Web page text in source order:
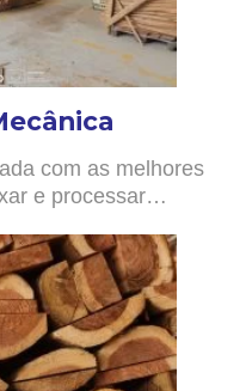
com as melhores
e processar…